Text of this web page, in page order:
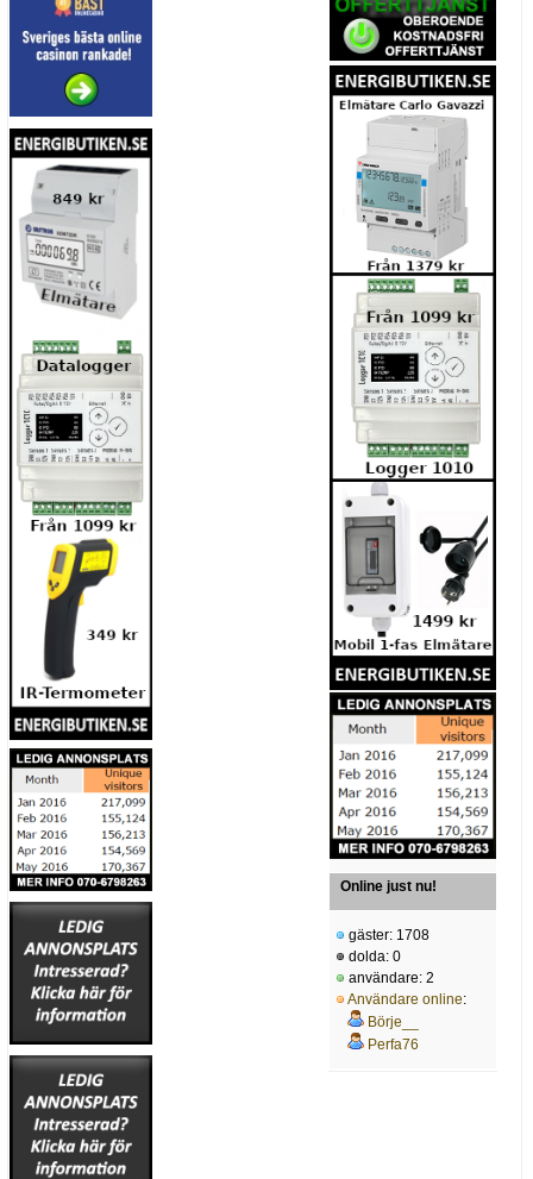
Online just nu!
gäster: 1708
dolda: 0
användare: 2
Användare online:
Börje__
Perfa76